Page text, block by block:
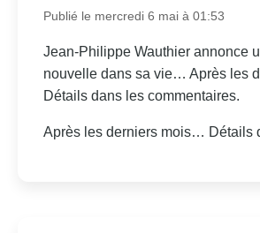
Publié le mercredi 6 mai à 01:53
Jean-Philippe Wauthier annonce
nouvelle dans sa vie… Après les
Détails dans les commentaires.
Après les derniers mois… Détails